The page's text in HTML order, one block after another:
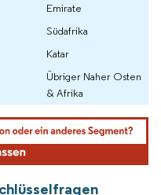
Emirate
Südafrika
Katar
Übriger Naher Osten
& Afrika